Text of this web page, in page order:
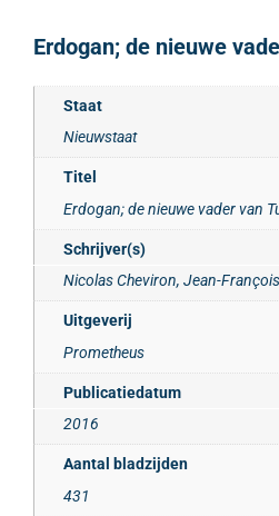
Erdogan; de nieuwe
Staat
Nieuwstaat
Titel
Erdogan; de nieuwe vader van
Schrijver(s)
Nicolas Cheviron, Jean-
Uitgeverij
Prometheus
Publicatiedatum
2016
Aantal bladzijden
431